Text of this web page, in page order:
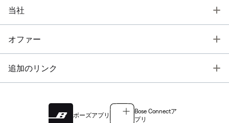
当社
オファー
追加のリンク
ボーズアプリ
Bose Connectア
プリ